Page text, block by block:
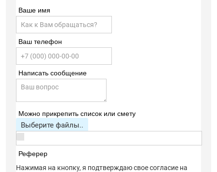
Ваше имя
Ваш телефон
Написать сообщение
Можно прикрепить список или смету
Выберите файлы..
Реферер
Нажимая на кнопку, я подтверждаю свое согласие на